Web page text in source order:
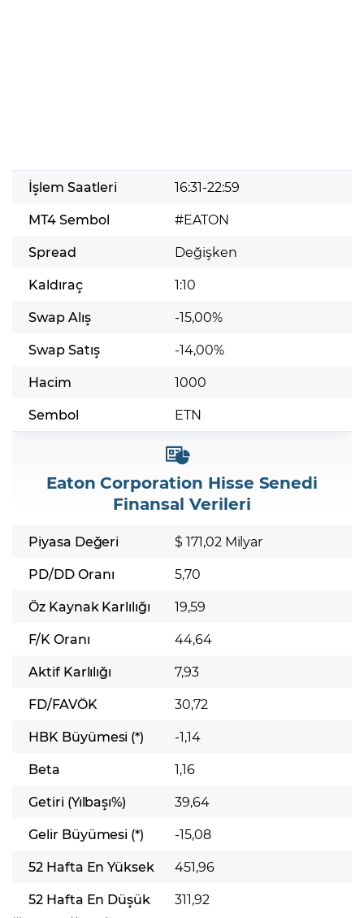
İşlem Saatleri
16:31-22:59
MT4 Sembol
#EATON
Spread
Değişken
Kaldıraç
1:10
Swap Alış
-15,00%
Swap Satış
-14,00%
Hacim
1000
Sembol
ETN
Eaton Corporation Hisse Senedi
Finansal Verileri
Piyasa Değeri
$ 171,02 Milyar
PD/DD Oranı
5,70
Öz Kaynak Karlılığı
19,59
F/K Oranı
44,64
Aktif Karlılığı
7,93
FD/FAVÖK
30,72
HBK Büyümesi (*)
-1,14
Beta
1,16
Getiri (Yılbaşı%)
39,64
Gelir Büyümesi (*)
-15,08
52 Hafta En Yüksek
451,96
52 Hafta En Düşük
311,92